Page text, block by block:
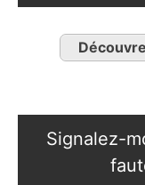
Signalez-